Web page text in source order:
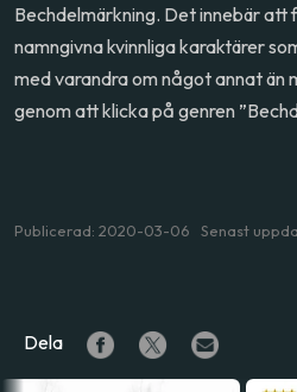
Bechdelmärkning. Det innebär att
namngivna kvinnliga karaktärer
med varandra om något annat än
genom att klicka på genren
Publicerad: 2020-03-06 Senast
Dela